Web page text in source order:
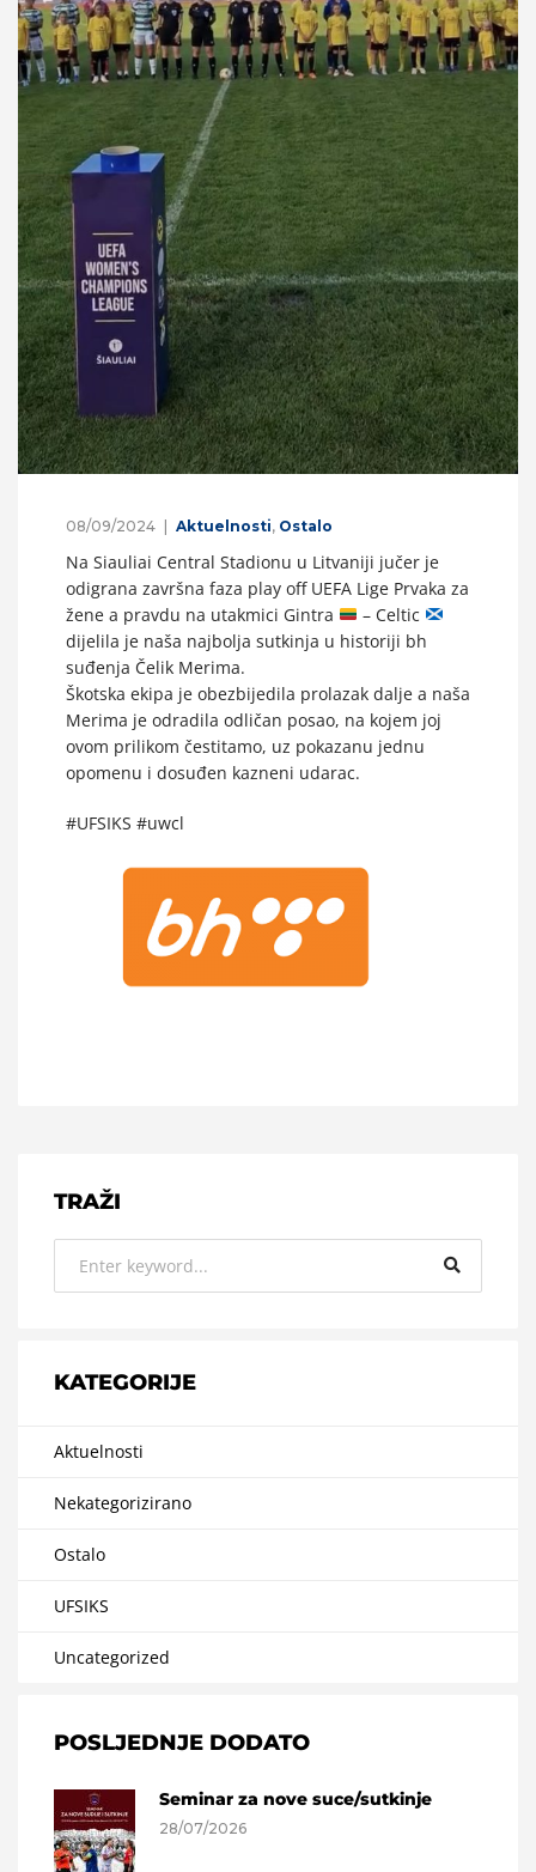
08/09/2024 Aktuelnosti, Ostalo
Na Siauliai Central Stadionu u Litvaniji jučer je
odigrana završna faza play off UEFA Lige Prvaka za
žene a pravdu na utakmici Gintra
– Celtic
dijelila je naša najbolja sutkinja u historiji bh
suđenja Čelik Merima.
Škotska ekipa je obezbijedila prolazak dalje a naša
Merima je odradila odličan posao, na kojem joj
ovom prilikom čestitamo, uz pokazanu jednu
opomenu i dosuđen kazneni udarac.
#UFSIKS #uwcl
TRAŽI
KATEGORIJE
Aktuelnosti
Nekategorizirano
Ostalo
UFSIKS
Uncategorized
POSLJEDNJE DODATO
Seminar za nove suce/sutkinje
28/07/2026